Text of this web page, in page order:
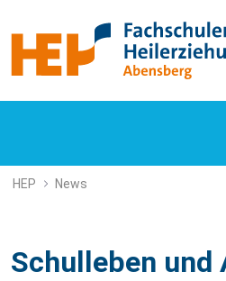
Großes Interesse
HEP News
Schulleben und